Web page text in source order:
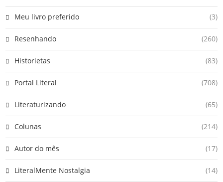
Meu livro preferido (3)
Resenhando (260)
Historietas (83)
Portal Literal (708)
Literaturizando (65)
Colunas (214)
Autor do mês (17)
LiteralMente Nostalgia (14)